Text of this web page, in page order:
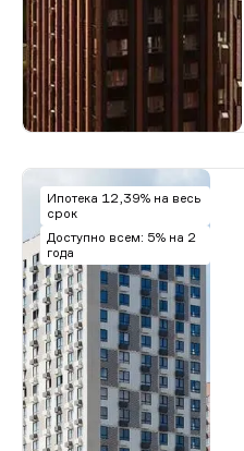
Ипотека 12,39% на весь
срок
Доступно всем: 5% на 2
года